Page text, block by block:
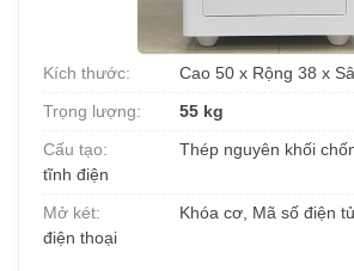
Kích thước:
Cao 50 x Rộng 38 x
Trọng lượng:
55 kg
Cấu tạo:
Thép nguyên khối
tĩnh điện
Mở két:
Khóa cơ, Mã số điện
điện thoại